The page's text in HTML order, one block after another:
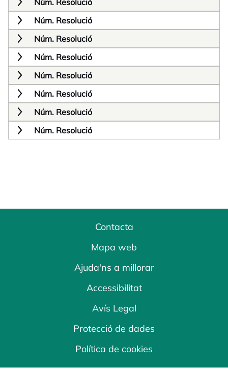
Núm. Resolució
Núm. Resolució
Núm. Resolució
Núm. Resolució
Núm. Resolució
Núm. Resolució
Núm. Resolució
Núm. Resolució
Contacta
Mapa web
Ajuda'ns a millorar
Accessibilitat
Avís Legal
Protecció de dades
Política de cookies